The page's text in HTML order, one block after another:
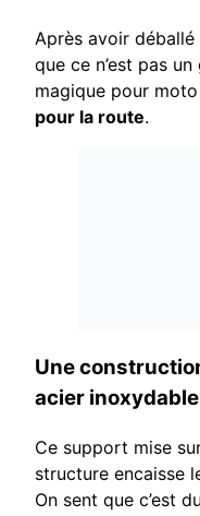
Après avoir déballé
que ce n’est pas
magique pour moto
pour la route.
Une
acier inoxydable
Ce support mise
structure encaisse
On sent que c’est